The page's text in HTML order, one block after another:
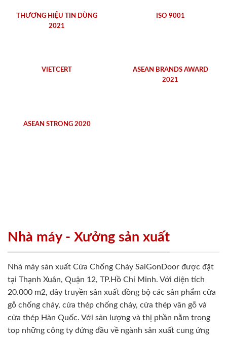
THƯƠNG HIỆU TIN DÙNG
2021
ISO 9001
VIETCERT
ASEAN BRANDS AWARD
2021
ASEAN STRONG 2020
Nhà máy - Xưởng sản xuất
Nhà máy sản xuất Cửa Chống Cháy SaiGonDoor được đặt
tại Thạnh Xuân, Quận 12, TP.Hồ Chí Minh. Với diện tích
20.000 m2, dây truyền sản xuất đồng bộ các sản phẩm cửa
gỗ chống cháy, cửa thép chống cháy, cửa thép vân gỗ và
cửa thép Hàn Quốc. Với sản lượng và thị phần nằm trong
top những công ty đứng đầu về ngành sản xuất cung ứng